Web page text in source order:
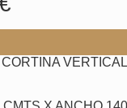
VERTICAL